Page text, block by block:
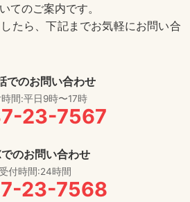
てのご案内です。
たら、下記までお気軽にお問い合
でのお問い合わせ
間:平日9時〜17時
23-7567
のお問い合わせ
付時間:24時間
23-7568